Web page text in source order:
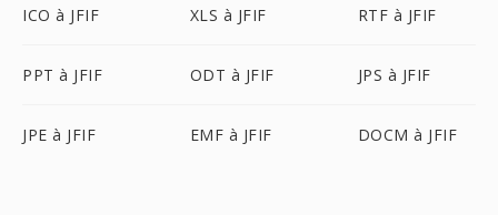
ICO à JFIF XLS à JFIF RTF à JFIF
PPT à JFIF ODT à JFIF JPS à JFIF
JPE à JFIF EMF à JFIF DOCM à JFIF